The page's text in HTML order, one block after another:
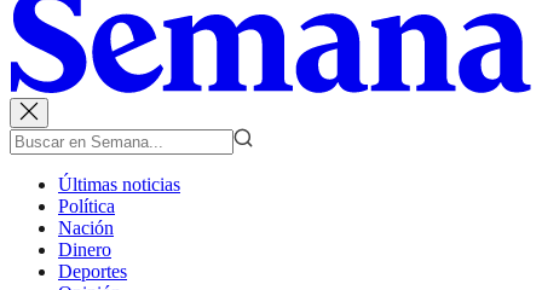
Últimas noticias
Política
Nación
Dinero
Deportes